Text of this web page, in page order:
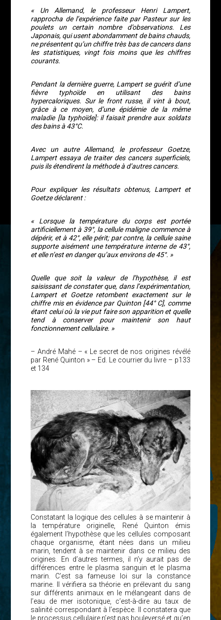
« Un Allemand, le professeur Henri Lampert,
rapprocha de l’expérience faite par Pasteur sur les
poulets un certain nombre d’observations. Les
Japonais, qui usent abondamment de bains chauds,
ne présentent qu’un chiffre très bas de cancers dans
les statistiques, vingt fois moins que les chiffres
courants.
Pendant la dernière guerre, Lampert se guérit d’une
fièvre typhoïde en utilisant des bains
hypercaloriques. Sur le front russe, il vint à bout,
grâce à ce moyen, d’une épidémie de la même
maladie [la typhoïde]: il faisait prendre aux soldats
des bains à 43°C.
Avec un autre Allemand, le professeur Goetze,
Lampert essaya de traiter des cancers superficiels,
puis ils étendirent la méthode à d’autres cancers.
Pour expliquer les résultats obtenus, Lampert et
Goetze déclarent :
« Lorsque la température du corps est portée
artificiellement à 39°, la cellule maligne commence à
dépérir, et à 42°, elle périt; par contre, la cellule saine
supporte aisément une température interne de 43°,
et elle n’est en danger qu’aux environs de 45°. »
Quelle que soit la valeur de l’hypothèse, il est
saisissant de constater que, dans l’expérimentation,
Lampert et Goetze retombent exactement sur le
chiffre mis en évidence par Quinton [44° C], comme
étant celui où la vie put faire son apparition et quelle
tend à conserver pour maintenir son haut
fonctionnement cellulaire. »
– André Mahé – « Le secret de nos origines révélé
par René Quinton » – Ed. Le courrier du livre – p133
et 134
Constatant la logique des cellules à se maintenir à
la température originelle, René Quinton émis
également l’hypothèse que les cellules composant
chaque organisme, étant nées dans un milieu
marin, tendent à se maintenir dans ce milieu des
origines. En d’autres termes, il n’y aurait pas de
différences entre le plasma sanguin et le plasma
marin. C’est sa fameuse loi sur la constance
marine. Il vérifiera sa théorie en prélevant du sang
sur différents animaux en le mélangeant dans de
l’eau de mer isotonique, c’est-à-dire au taux de
salinité correspondant à l’espèce. Il constatera que
le processus cellulaire n’est pas bouleversé et qu’en